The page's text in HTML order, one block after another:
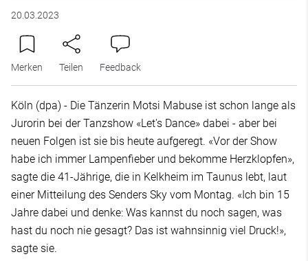
20.03.2023
Merken Teilen Feedback
Köln (dpa) - Die Tänzerin Motsi Mabuse ist schon lange als
Jurorin bei der Tanzshow «Let's Dance» dabei - aber bei
neuen Folgen ist sie bis heute aufgeregt. «Vor der Show
habe ich immer Lampenfieber und bekomme Herzklopfen»,
sagte die 41-Jährige, die in Kelkheim im Taunus lebt, laut
einer Mitteilung des Senders Sky vom Montag. «Ich bin 15
Jahre dabei und denke: Was kannst du noch sagen, was
hast du noch nie gesagt? Das ist wahnsinnig viel Druck!»,
sagte sie.